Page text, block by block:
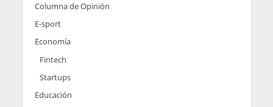
Columna de Opinión
E-sport
Economía
Fintech
Startups
Educación